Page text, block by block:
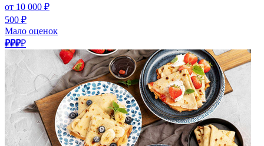
от 10 000 ₽
500 ₽
Мало оценок
₽₽₽₽